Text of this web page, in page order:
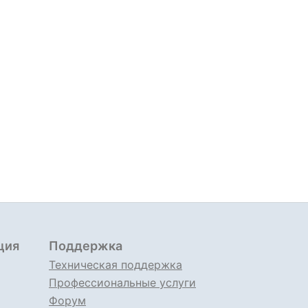
Поддержка
Техническая поддержка
Профессиональные услуги
Форум